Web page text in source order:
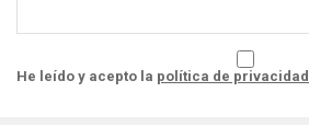
He leído y acepto la política de privacidad